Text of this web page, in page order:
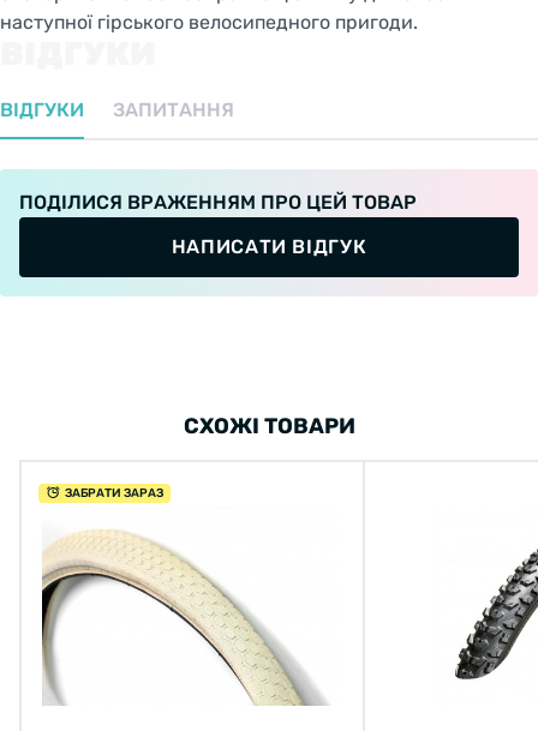
наступної гірського велосипедного пригоди.
ВІДГУКИ ЗАПИТАННЯ
ПОДІЛИСЯ ВРАЖЕННЯМ ПРО ЦЕЙ ТОВАР
НАПИСАТИ ВІДГУК
СХОЖІ ТОВАРИ
ЗАБРАТИ ЗАРАЗ